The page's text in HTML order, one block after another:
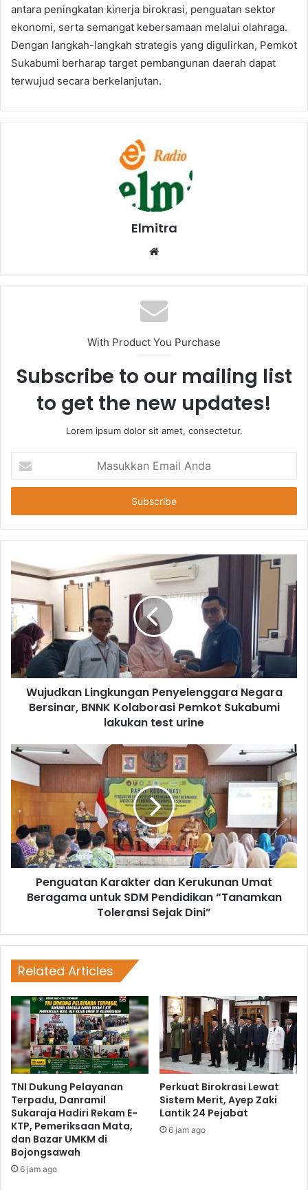
antara peningkatan kinerja birokrasi, penguatan sektor
ekonomi, serta semangat kebersamaan melalui olahraga.
Dengan langkah-langkah strategis yang digulirkan, Pemkot
Sukabumi berharap target pembangunan daerah dapat
terwujud secara berkelanjutan.
Elmitra
Website
With Product You Purchase
Subscribe to our mailing list
to get the new updates!
Lorem ipsum dolor sit amet, consectetur.
Email
Anda
Wujudkan Lingkungan Penyelenggara Negara
Bersinar, BNNK Kolaborasi Pemkot Sukabumi
lakukan test urine
Penguatan Karakter dan Kerukunan Umat
Beragama untuk SDM Pendidikan “Tanamkan
Toleransi Sejak Dini”
Related Articles
TNI Dukung Pelayanan
Terpadu, Danramil
Sukaraja Hadiri Rekam E-
KTP, Pemeriksaan Mata,
dan Bazar UMKM di
Bojongsawah
6 jam ago
Perkuat Birokrasi Lewat
Sistem Merit, Ayep Zaki
Lantik 24 Pejabat
6 jam ago